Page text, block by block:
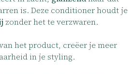
is. Deze conditioner houdt je
zonder het te verzwaren.
het product, creëer je meer
in je styling.